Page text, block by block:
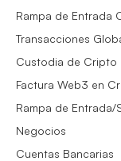
Rampa de Entrada
Transacciones
Custodia de Cripto
Factura Web3 en
Rampa de Entrada/
Negocios
Cuentas Bancarias